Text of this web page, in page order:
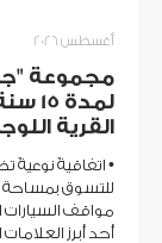
أغسطس 2026
مجموعة
القرية
• اتفاقيةٌ نوعيةٌ
مواقف السيارات
أحد أبرز